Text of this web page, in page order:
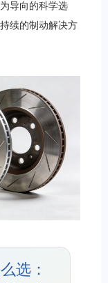
导向的科学选
续的制动解决方
选：